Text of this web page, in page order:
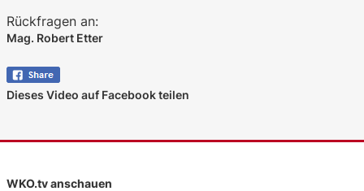
Rückfragen an:
Mag. Robert Etter
Dieses Video auf Facebook teilen
WKO.tv anschauen